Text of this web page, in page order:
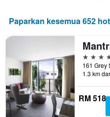
Paparkan kesemua 652
4
1.3 km
RM 518